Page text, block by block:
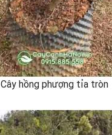
Cây hồng phượng tỉa tròn